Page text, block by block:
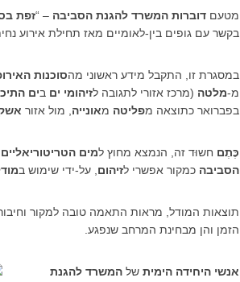
מטעםדוברות המשרד להגנת הסביבה – “זפת
בקשר עם גופים בין-לאומיים מאז תחילת אירוע
במסגרת זו, התקבל מידע ראשוני מהסוכנות
מ-מלטה (מרכז אזורי לתגובה לזיהומי ים בים
בפברואר כתוצאה מפליטה מאונייה , מול אזור
כֶּתֶם חשוּד זה, הנמצא מחוץ למים הטריטוריאליים
הסביבה כמקור אפשרי לזיהום , על-ידי שימוש ב
תוצאות המודל, מראות התאמה טובה למקור
הזמן והן מבחינת המרחב שנפגע.
אנשי היחידה הימית שלהמשרד להגנת